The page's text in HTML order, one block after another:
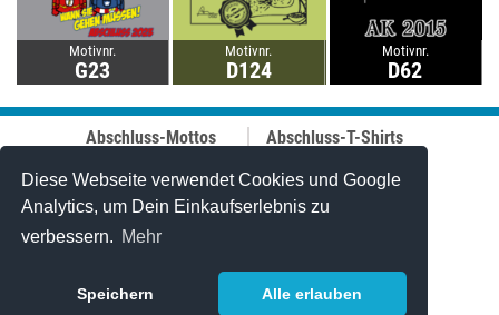
Diese Webseite verwendet Cookies und Google
Analytics, um Dein Einkaufserlebnis zu
verbessern. Mehr
Speichern Alle erlauben
Motivnr.
G23
Motivnr.
D124
Motivnr.
D62
Abschluss-Mottos
Abi-Mottos
Lehrer-Motive
Online-Designer
Abschluss-T-Shirts
Best-Price-
Abschlussshirts
Stuff & Bändchen